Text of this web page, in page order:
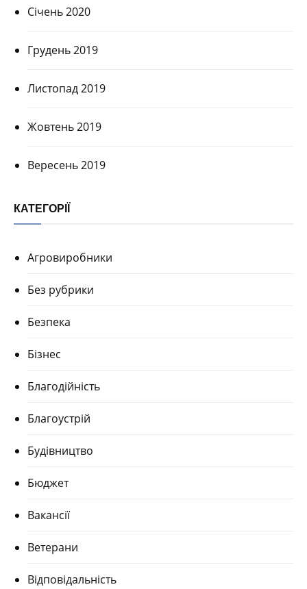
Січень 2020
Грудень 2019
Листопад 2019
Жовтень 2019
Вересень 2019
КАТЕГОРІЇ
Агровиробники
Без рубрики
Безпека
Бізнес
Благодійність
Благоустрій
Будівництво
Бюджет
Вакансії
Ветерани
Відповідальність